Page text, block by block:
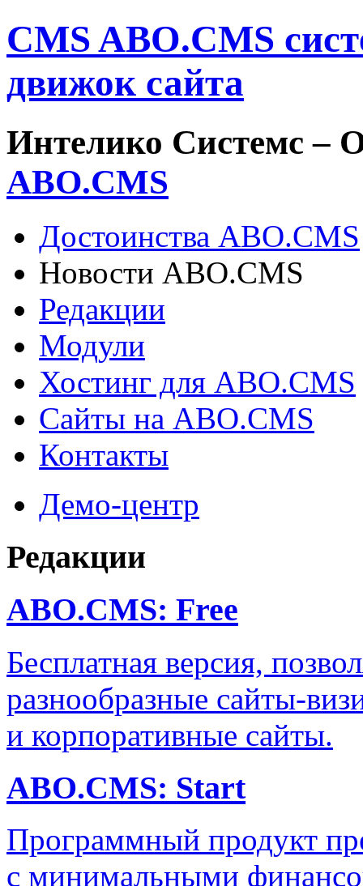
CMS ABO.CMS
движок сайта
Интелико Системс –
ABO.CMS
Достоинства ABO.CMS
Новости ABO.CMS
Редакции
Модули
Хостинг для ABO.CMS
Сайты на ABO.CMS
Контакты
Демо-центр
Редакции
ABO.CMS: Free
Бесплатная версия,
разнообразные сайты-
и корпоративные сайты.
ABO.CMS: Start
Программный продукт
с минимальными